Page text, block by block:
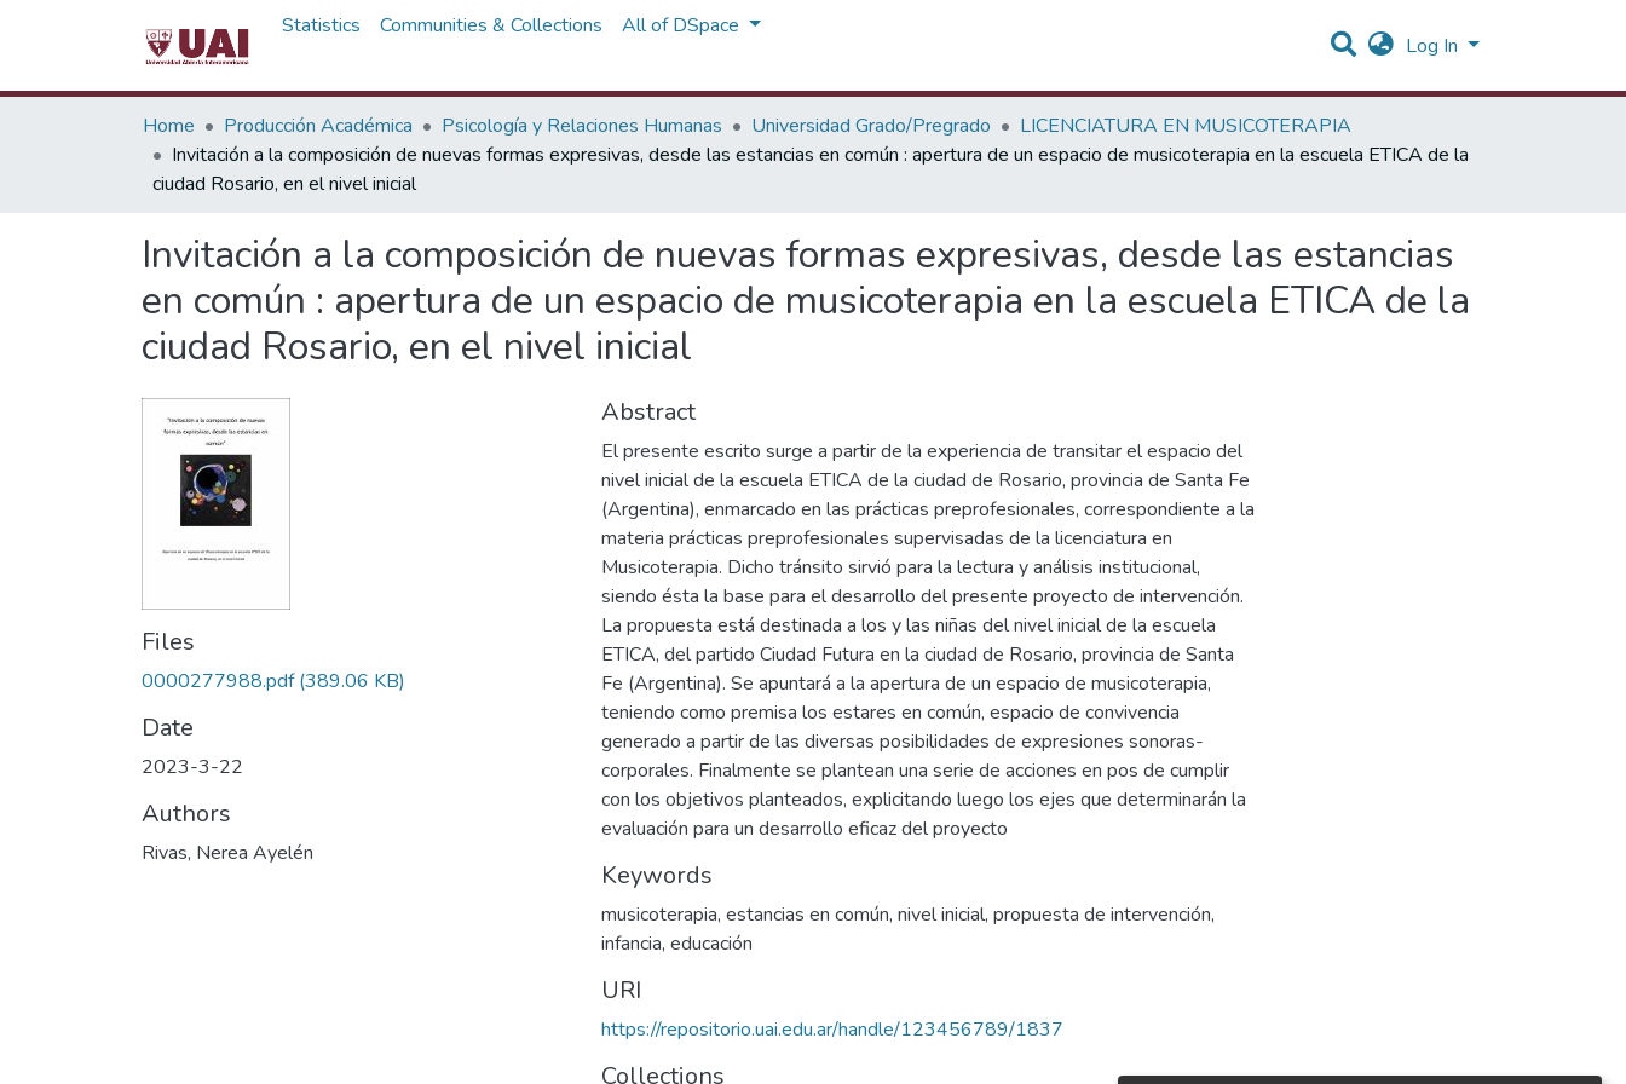
Statistics Communities & Collections All of DSpace
Log In
Home Producción Académica Psicología y Relaciones Humanas Universidad Grado/Pregrado
LICENCIATURA EN MUSICOTERAPIA
Invitación a la composición de nuevas formas expresivas, desde las estancias en común : apertura de un espacio de musicoterapia en la escuela ETICA de la
ciudad Rosario, en el nivel inicial
Invitación a la composición de nuevas formas expresivas, desde las estancias
en común : apertura de un espacio de musicoterapia en la escuela ETICA de la
ciudad Rosario, en el nivel inicial
Files
0000277988.pdf (389.06 KB)
Date
2023-3-22
Authors
Rivas, Nerea Ayelén
Abstract
El presente escrito surge a partir de la experiencia de transitar el espacio del
nivel inicial de la escuela ETICA de la ciudad de Rosario, provincia de Santa Fe
(Argentina), enmarcado en las prácticas preprofesionales, correspondiente a la
materia prácticas preprofesionales supervisadas de la licenciatura en
Musicoterapia. Dicho tránsito sirvió para la lectura y análisis institucional,
siendo ésta la base para el desarrollo del presente proyecto de intervención.
La propuesta está destinada a los y las niñas del nivel inicial de la escuela
ETICA, del partido Ciudad Futura en la ciudad de Rosario, provincia de Santa
Fe (Argentina). Se apuntará a la apertura de un espacio de musicoterapia,
teniendo como premisa los estares en común, espacio de convivencia
generado a partir de las diversas posibilidades de expresiones sonoras-
corporales. Finalmente se plantean una serie de acciones en pos de cumplir
con los objetivos planteados, explicitando luego los ejes que determinarán la
evaluación para un desarrollo eficaz del proyecto
Keywords
musicoterapia, estancias en común, nivel inicial, propuesta de intervención,
infancia, educación
URI
https://repositorio.uai.edu.ar/handle/123456789/1837
Collections